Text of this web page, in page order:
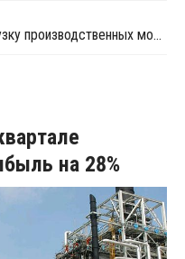
Нафтан планирует увеличить загрузку производственных мощностей во втором полугодии
на 28%